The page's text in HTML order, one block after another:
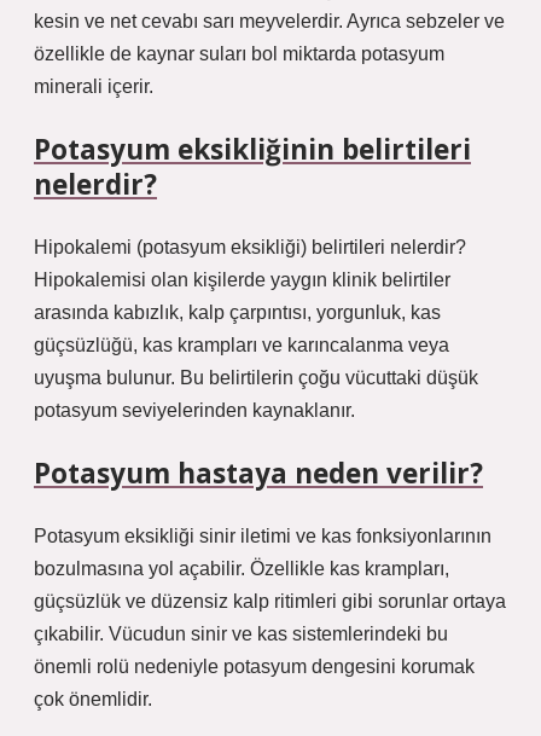
kesin ve net cevabı sarı meyvelerdir. Ayrıca sebzeler ve
özellikle de kaynar suları bol miktarda potasyum
minerali içerir.
Potasyum eksikliğinin belirtileri
nelerdir?
Hipokalemi (potasyum eksikliği) belirtileri nelerdir?
Hipokalemisi olan kişilerde yaygın klinik belirtiler
arasında kabızlık, kalp çarpıntısı, yorgunluk, kas
güçsüzlüğü, kas krampları ve karıncalanma veya
uyuşma bulunur. Bu belirtilerin çoğu vücuttaki düşük
potasyum seviyelerinden kaynaklanır.
Potasyum hastaya neden verilir?
Potasyum eksikliği sinir iletimi ve kas fonksiyonlarının
bozulmasına yol açabilir. Özellikle kas krampları,
güçsüzlük ve düzensiz kalp ritimleri gibi sorunlar ortaya
çıkabilir. Vücudun sinir ve kas sistemlerindeki bu
önemli rolü nedeniyle potasyum dengesini korumak
çok önemlidir.